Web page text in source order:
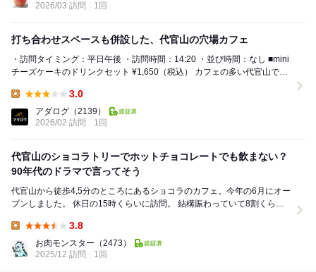
2026/03 訪問
1回
打ち合わせスペースも併設した、代官山の穴場カフェ
・訪問タイミング：平日午後 ・訪問時間：14:20 ・並び時間：なし ■mini
チーズケーキのドリンクセット ¥1,650（税込） カフェの多い代官山で、
3.0
アダログ （2139）
2026/02 訪問
1回
代官山のショコラトリーでホットチョコレートでも飲まない？
90年代のドラマで言ってそう
代官山から徒歩4,5分のところにあるショコラのカフェ。今年の6月にオー
プンしました。 休日の15時くらいに訪問。 結構賑わっていて8割くらい
3.8
お肉モンスター （2473）
2025/12 訪問
1回